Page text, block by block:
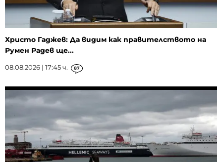
Христо Гаджев: Да видим как правителството на
Румен Радев ще...
08.08.2026 | 17:45 ч. 87